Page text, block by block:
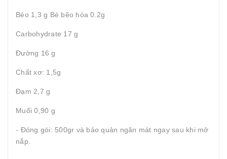
Béo 1,3 g Bé bẽo hòa 0.2g
Carbohydrate 17 g
Đường 16 g
Chất xơ: 1,5g
Đạm 2,7 g
Muối 0,90 g
- Đóng gói: 500gr và bảo quản ngăn mát ngay sau khi mở
nắp.